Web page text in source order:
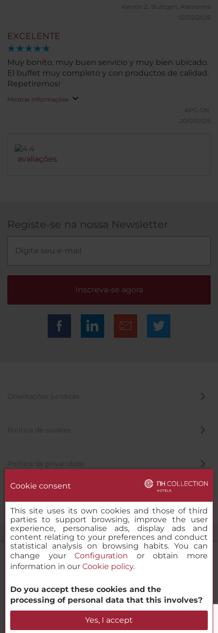
NH Collection Valencia Colón
Verificar disponibilidade
Kerstin Z. Stuttgart, Alemanha
02/02/2026
EXCELENTE
Muy bonito, muy buen servicio y muy bien ubicado.
El buffet muy completo y con productos de calidad.
Repetiremos!
Mostrar informações
APG-GN.
20/01/2026
avaliações
Registe-se na nossa Newsletter
Inscreva-se agora
Orientações jurídicas
Política de cookies
Política de privacidade
© 2000-2026 MINOR HOTELS EUROPE & AMERICAS Santa Engracia
120. 28003 Madrid, Espanha
Cookie consent
This site uses its own cookies and those of third
parties to support browsing, improve the user
experience, personalise ads, display ads and
content relating to your preferences and conduct
statistical analysis on browsing habits. You can
change yourConfiguration or obtain more
information in our Cookie policy.
Do you accept these cookies and the
processing of personal data that this involves?
Yes, I accept